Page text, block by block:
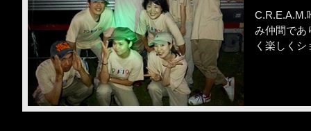
C.R.E.A.M.
み仲間であ
く楽しく